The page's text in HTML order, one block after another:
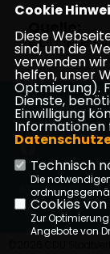
Quelle:
CDU-
Die Website
Impressum
Cookie
Diese
sind, um die
verwenden
helfen, unser
Optmierung).
Dienste,
Einwilligung
Informationen
Technisch
Die
Cookies
Zur
Angebote von